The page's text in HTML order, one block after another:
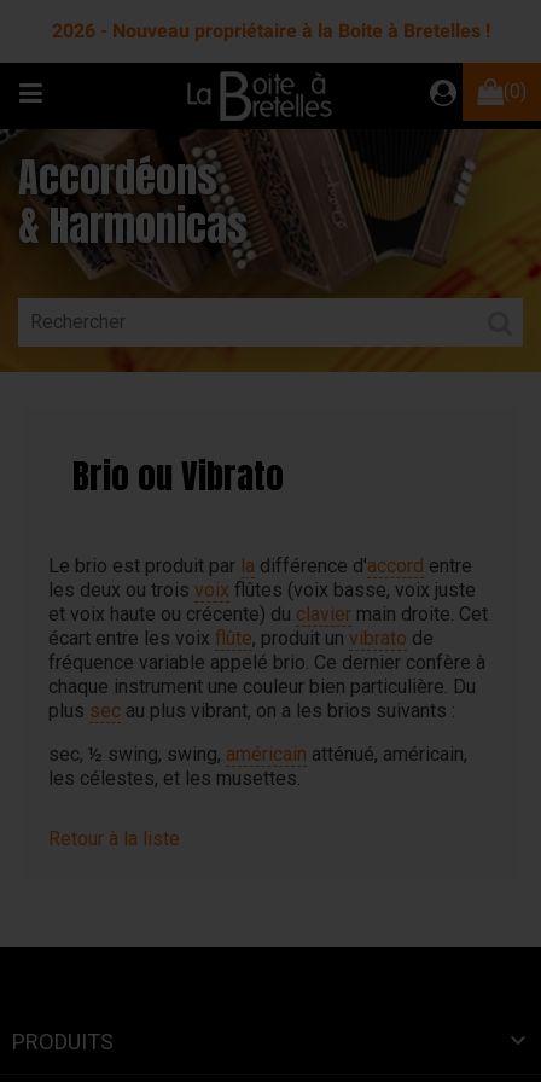
2026 - Nouveau propriétaire à la Boite à Bretelles !
(0)
Accordéons
& Harmonicas
Brio ou Vibrato
Le brio est produit par la différence d'accord entre
les deux ou trois voix flûtes (voix basse, voix juste
et voix haute ou crécente) du clavier main droite. Cet
écart entre les voix flûte, produit un vibrato de
fréquence variable appelé brio. Ce dernier confère à
chaque instrument une couleur bien particulière. Du
plus sec au plus vibrant, on a les brios suivants :
sec, ½ swing, swing, américain atténué, américain,
les célestes, et les musettes.
Retour à la liste
PRODUITS 